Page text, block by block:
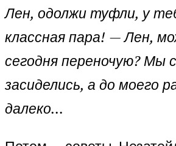
Лен, одолжи туфли, у
классная пара! — Лен,
сегодня переночую? Мы
засиделись, а до моего
далеко…